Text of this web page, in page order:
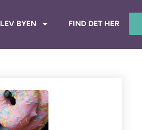
BYEN FIND DET HER